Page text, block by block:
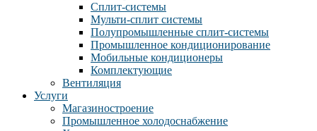
Сплит-системы
Мульти-сплит системы
Полупромышленные сплит-системы
Промышленное кондиционирование
Мобильные кондиционеры
Комплектующие
Вентиляция
Услуги
Магазиностроение
Промышленное холодоснабжение